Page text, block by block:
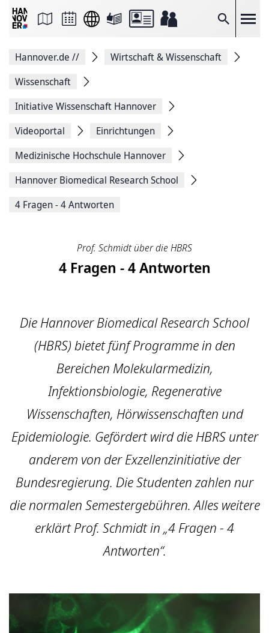
Suche
Seite
Facebook
teilen
Seitenlink
Seite
Hannover.de //
Wirtschaft & Wissenschaft
Wissenschaft
Initiative Wissenschaft Hannover
Videoportal
Einrichtungen
Medizinische ­Hochschule ­Hannover
Hannover Biomedical Research School
4 Fragen - 4 Antworten
Prof. Schmidt über die HBRS
4 Fragen - 4 Antworten
Die Hannover Biomedical Research School
(HBRS) bietet fünf Programme in den
Bereichen Molekularmedizin,
Infektionsbiologie, Regenerative
Wissenschaften, Hörwissenschaften und
Epidemiologie. Gefördert wird die HBRS unter
anderem von der Exzellenzinitiative der
Bundesregierung. Die Studenten zahlen nur
die normalen Semestergebühren. Alles weitere
erklärt Prof. Schmidt in „4 Fragen - 4
Antworten“.